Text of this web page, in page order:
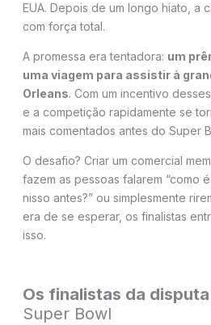
EUA. Depois de um longo hiato, a
com força total.
A promessa era tentadora: um
uma viagem para assistir à
Orleans. Com um incentivo
e a competição rapidamente se
mais comentados antes do Super
O desafio? Criar um comercial
fazem as pessoas falarem “como
nisso antes?” ou simplesmente
era de se esperar, os finalistas
isso.
Os finalistas da disputa
Super Bowl